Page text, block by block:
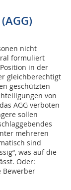
nicht
formuliert
in der
gleichberechtigt
geschützten
von
AGG verboten
sollen
mehreren
sind
was auf die
Oder:
Bewerber